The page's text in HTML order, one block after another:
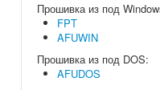
Прошивка из под
FPT
AFUWIN
Прошивка из под DOS:
AFUDOS